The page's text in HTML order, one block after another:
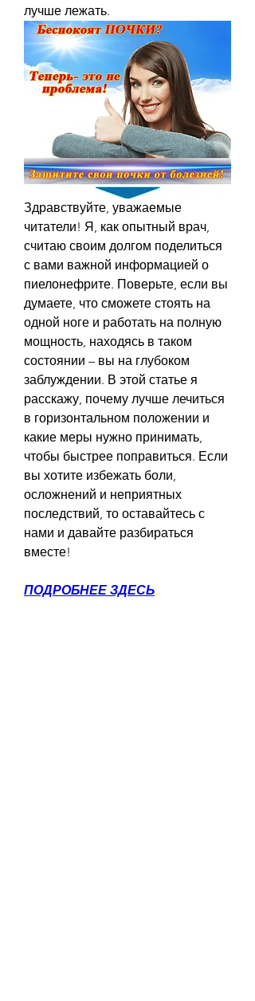
лучше лежать.
Здравствуйте, уважаемые
читатели! Я, как опытный врач,
считаю своим долгом поделиться
с вами важной информацией о
пиелонефрите. Поверьте, если вы
думаете, что сможете стоять на
одной ноге и работать на полную
мощность, находясь в таком
состоянии – вы на глубоком
заблуждении. В этой статье я
расскажу, почему лучше лечиться
в горизонтальном положении и
какие меры нужно принимать,
чтобы быстрее поправиться. Если
вы хотите избежать боли,
осложнений и неприятных
последствий, то оставайтесь с
нами и давайте разбираться
вместе!
ПОДРОБНЕЕ ЗДЕСЬ